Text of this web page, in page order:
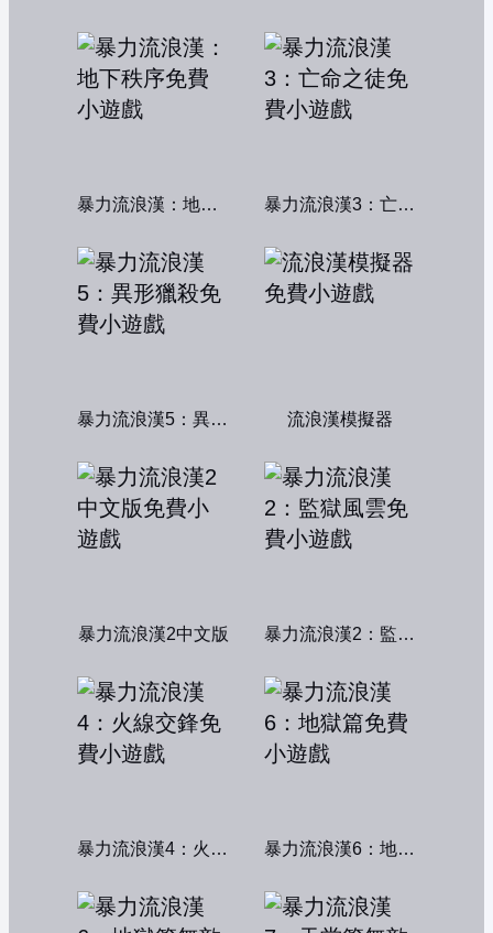
暴力流浪漢：地下秩序 暴力流浪漢3：亡命之徒
暴力流浪漢5：異形獵殺 流浪漢模擬器
暴力流浪漢2中文版 暴力流浪漢2：監獄風雲
暴力流浪漢4：火線交鋒 暴力流浪漢6：地獄篇